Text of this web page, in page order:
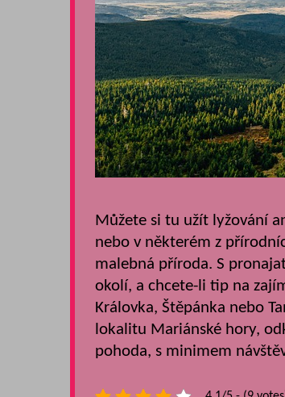
Můžete si tu užít lyžování
nebo v některém z
malebná příroda. S
okolí, a chcete-li tip na
Královka, Štěpánka nebo
lokalitu Mariánské hory,
pohoda, s minimem